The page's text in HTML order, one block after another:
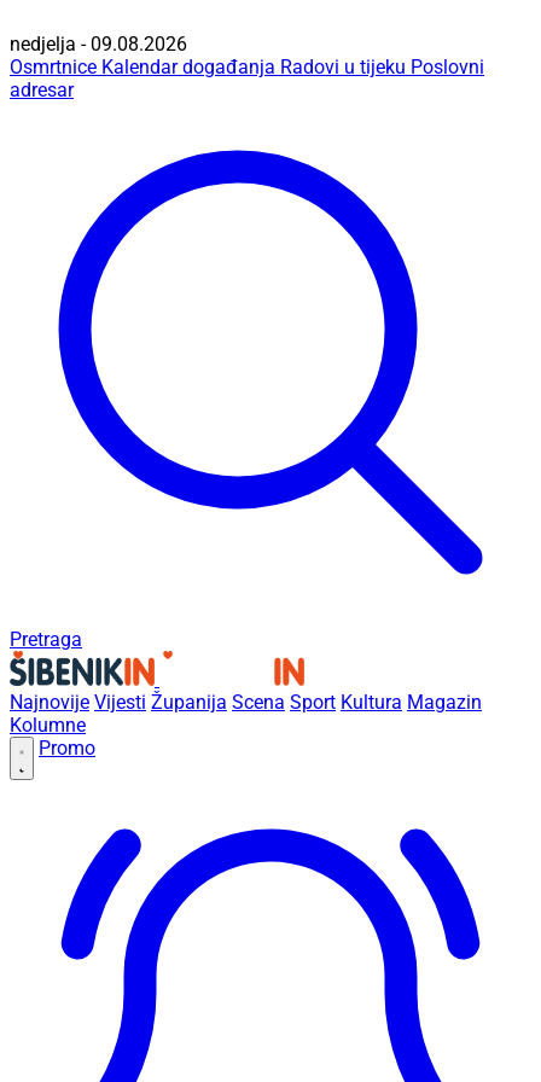
nedjelja - 09.08.2026
Osmrtnice Kalendar događanja Radovi u tijeku Poslovni
adresar
Pretraga
Najnovije Vijesti Županija Scena Sport Kultura Magazin
Kolumne
Promo